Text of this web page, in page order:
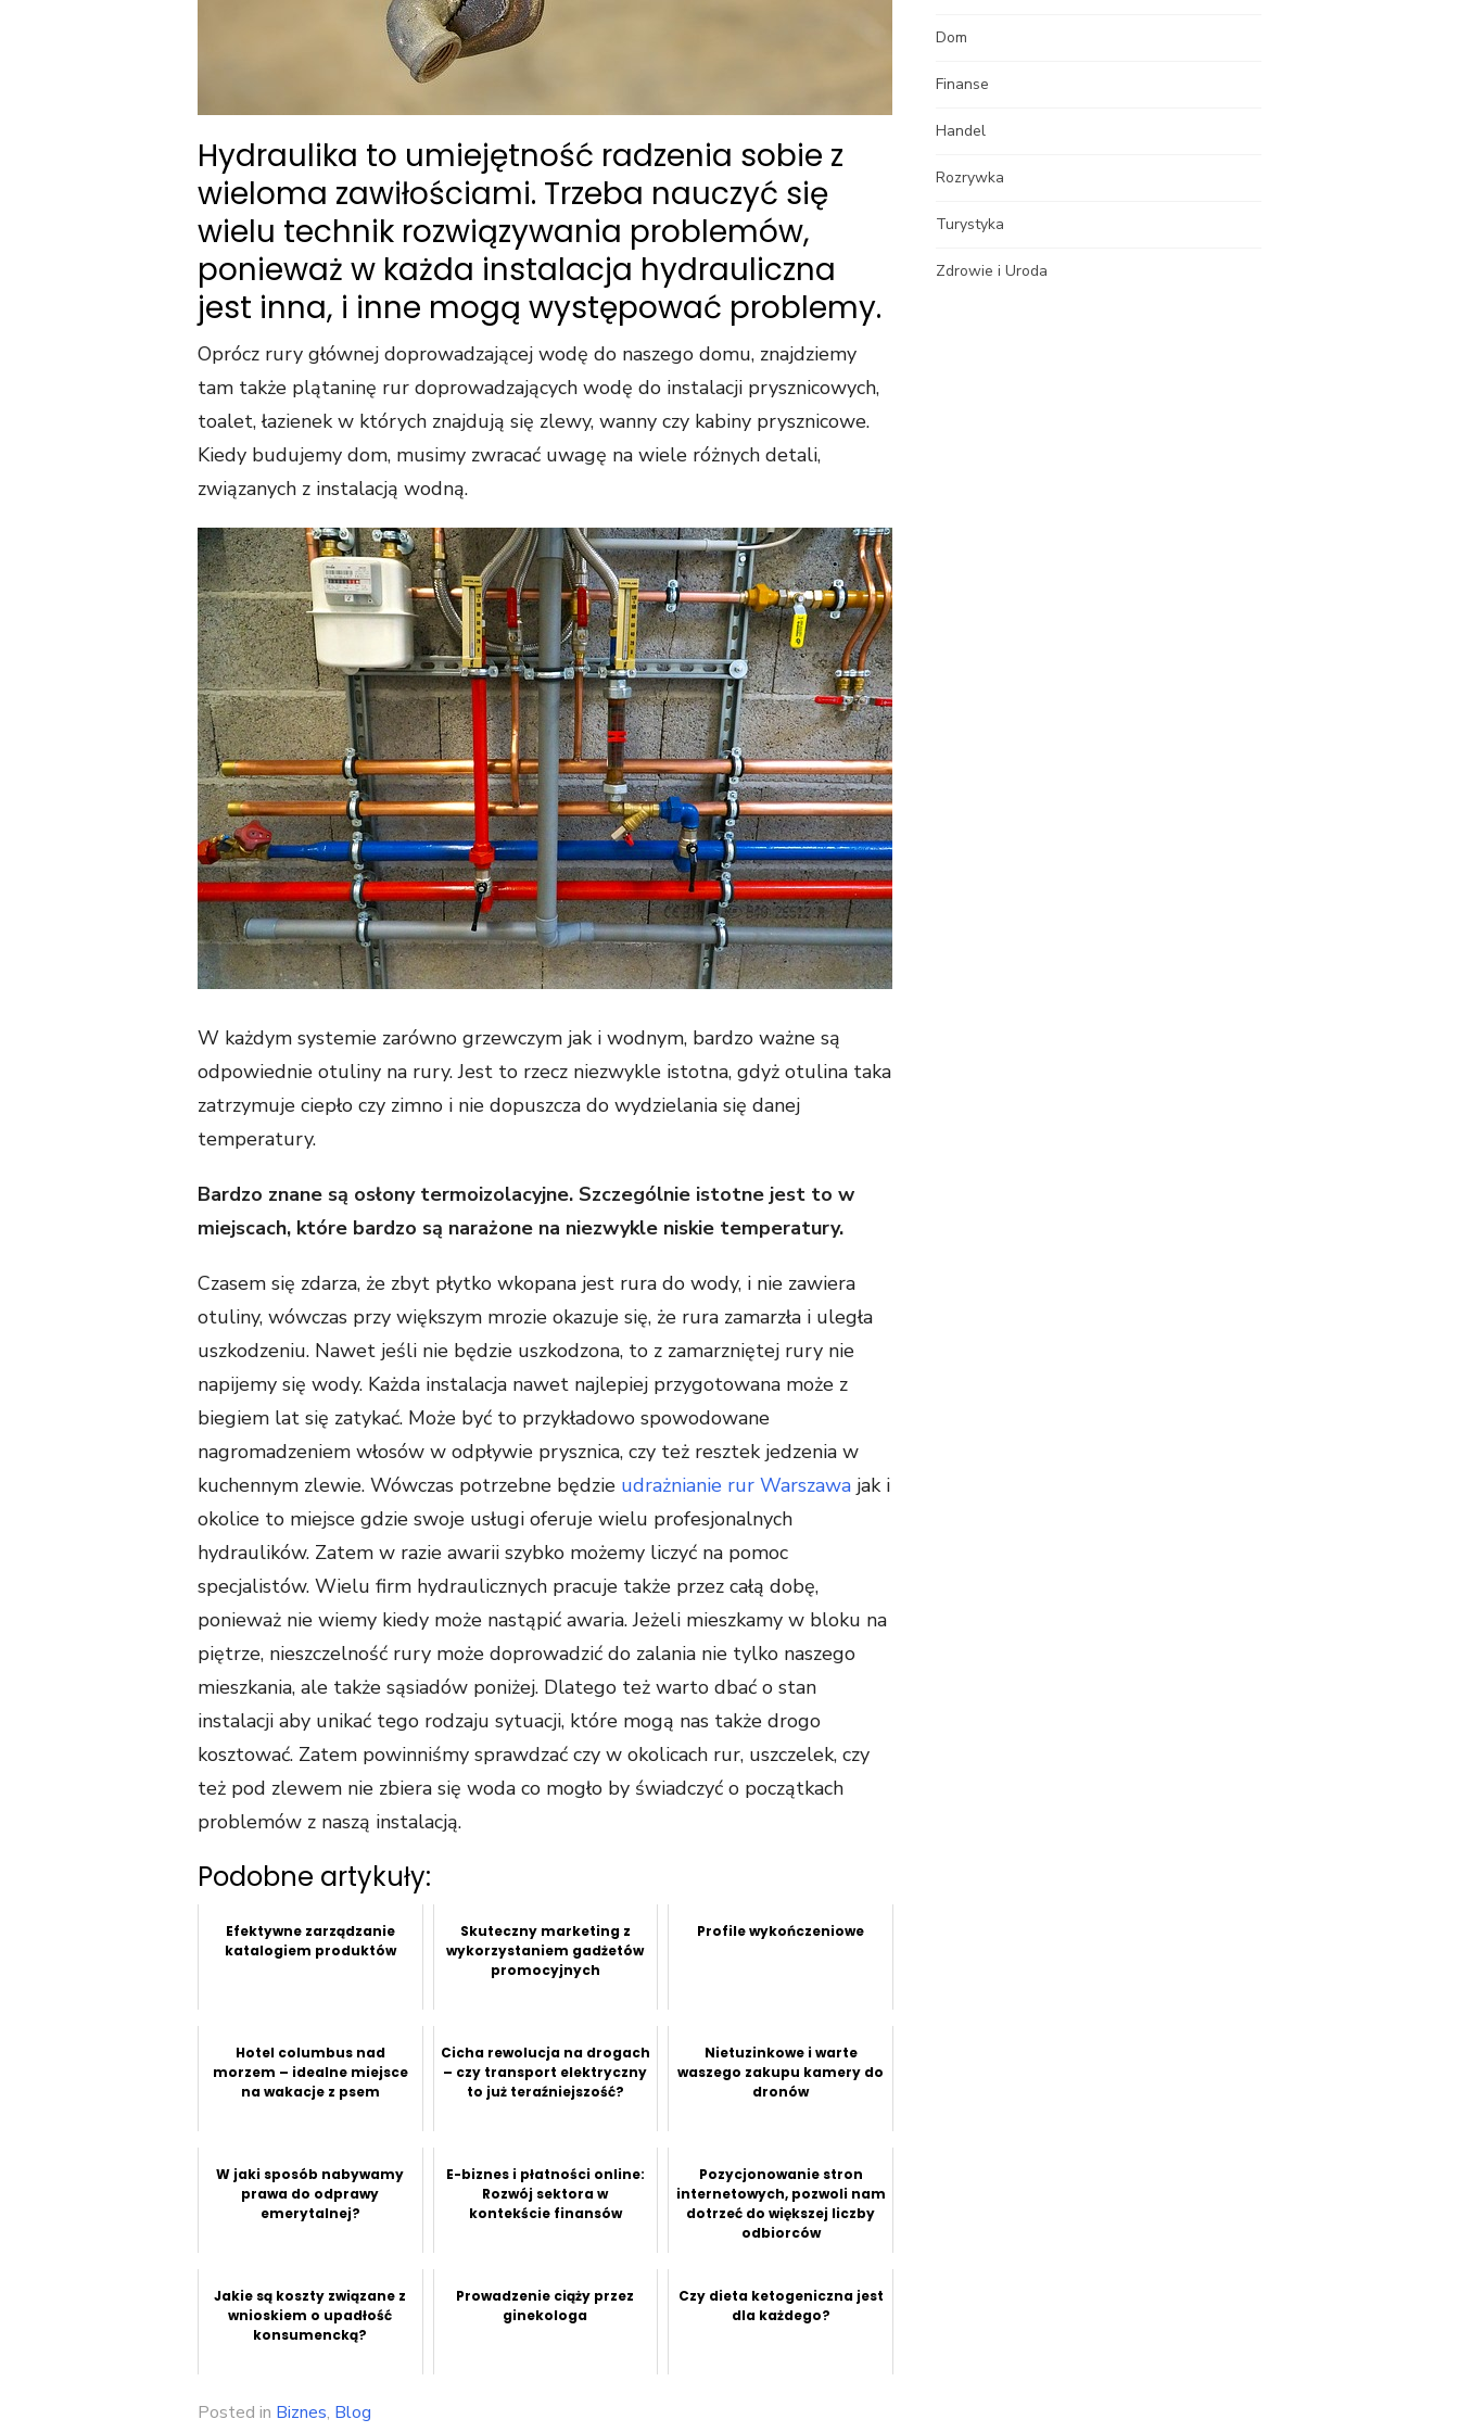
Hydraulika to umiejętność radzenia sobie z
wieloma zawiłościami. Trzeba nauczyć się
wielu technik rozwiązywania problemów,
ponieważ w każda instalacja hydrauliczna
jest inna, i inne mogą występować problemy.
Oprócz rury głównej doprowadzającej wodę do naszego domu, znajdziemy
tam także plątaninę rur doprowadzających wodę do instalacji prysznicowych,
toalet, łazienek w których znajdują się zlewy, wanny czy kabiny prysznicowe.
Kiedy budujemy dom, musimy zwracać uwagę na wiele różnych detali,
związanych z instalacją wodną.
W każdym systemie zarówno grzewczym jak i wodnym, bardzo ważne są
odpowiednie otuliny na rury. Jest to rzecz niezwykle istotna, gdyż otulina taka
zatrzymuje ciepło czy zimno i nie dopuszcza do wydzielania się danej
temperatury.
Bardzo znane są osłony termoizolacyjne. Szczególnie istotne jest to w
miejscach, które bardzo są narażone na niezwykle niskie temperatury.
Czasem się zdarza, że zbyt płytko wkopana jest rura do wody, i nie zawiera
otuliny, wówczas przy większym mrozie okazuje się, że rura zamarzła i uległa
uszkodzeniu. Nawet jeśli nie będzie uszkodzona, to z zamarzniętej rury nie
napijemy się wody. Każda instalacja nawet najlepiej przygotowana może z
biegiem lat się zatykać. Może być to przykładowo spowodowane
nagromadzeniem włosów w odpływie prysznica, czy też resztek jedzenia w
kuchennym zlewie. Wówczas potrzebne będzie udrażnianie rur Warszawa jak i
okolice to miejsce gdzie swoje usługi oferuje wielu profesjonalnych
hydraulików. Zatem w razie awarii szybko możemy liczyć na pomoc
specjalistów. Wielu firm hydraulicznych pracuje także przez całą dobę,
ponieważ nie wiemy kiedy może nastąpić awaria. Jeżeli mieszkamy w bloku na
piętrze, nieszczelność rury może doprowadzić do zalania nie tylko naszego
mieszkania, ale także sąsiadów poniżej. Dlatego też warto dbać o stan
instalacji aby unikać tego rodzaju sytuacji, które mogą nas także drogo
kosztować. Zatem powinniśmy sprawdzać czy w okolicach rur, uszczelek, czy
też pod zlewem nie zbiera się woda co mogło by świadczyć o początkach
problemów z naszą instalacją.
Podobne artykuły:
Efektywne zarządzanie
katalogiem produktów
Skuteczny marketing z
wykorzystaniem gadżetów
promocyjnych
Profile wykończeniowe
Hotel columbus nad
morzem – idealne miejsce
na wakacje z psem
Cicha rewolucja na drogach
– czy transport elektryczny
to już teraźniejszość?
Nietuzinkowe i warte
waszego zakupu kamery do
dronów
W jaki sposób nabywamy
prawa do odprawy
emerytalnej?
E-biznes i płatności online:
Rozwój sektora w
kontekście finansów
Pozycjonowanie stron
internetowych, pozwoli nam
dotrzeć do większej liczby
odbiorców
Jakie są koszty związane z
wnioskiem o upadłość
konsumencką?
Prowadzenie ciąży przez
ginekologa
Czy dieta ketogeniczna jest
dla każdego?
Posted in Biznes, Blog
Dom
Finanse
Handel
Rozrywka
Turystyka
Zdrowie i Uroda